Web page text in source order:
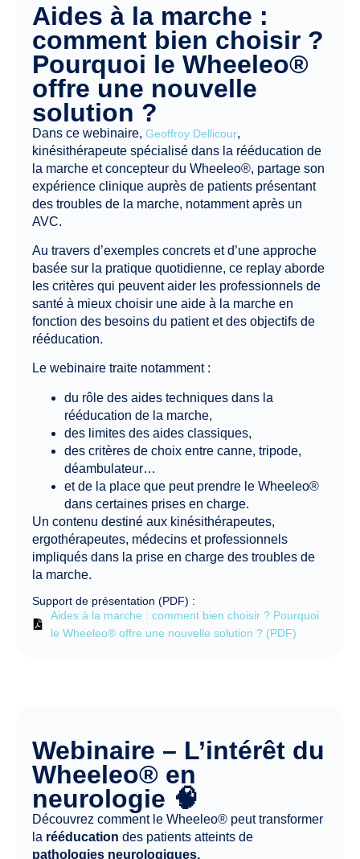
Aides à la marche :
comment bien choisir ?
Pourquoi le Wheeleo®
offre une nouvelle
solution ?
Dans ce webinaire, Geoffroy Dellicour,
kinésithérapeute spécialisé dans la rééducation de
la marche et concepteur du Wheeleo®, partage son
expérience clinique auprès de patients présentant
des troubles de la marche, notamment après un
AVC.
Au travers d’exemples concrets et d’une approche
basée sur la pratique quotidienne, ce replay aborde
les critères qui peuvent aider les professionnels de
santé à mieux choisir une aide à la marche en
fonction des besoins du patient et des objectifs de
rééducation.
Le webinaire traite notamment :
du rôle des aides techniques dans la
rééducation de la marche,
des limites des aides classiques,
des critères de choix entre canne, tripode,
déambulateur…
et de la place que peut prendre le Wheeleo®
dans certaines prises en charge.
Un contenu destiné aux kinésithérapeutes,
ergothérapeutes, médecins et professionnels
impliqués dans la prise en charge des troubles de
la marche.
Support de présentation (PDF) :
Aides à la marche : comment bien choisir ? Pourquoi
le Wheeleo® offre une nouvelle solution ? (PDF)
Webinaire – L’intérêt du
Wheeleo® en
neurologie​ 🧠
Découvrez comment le Wheeleo® peut transformer
la rééducation des patients atteints de
pathologies neurologiques.